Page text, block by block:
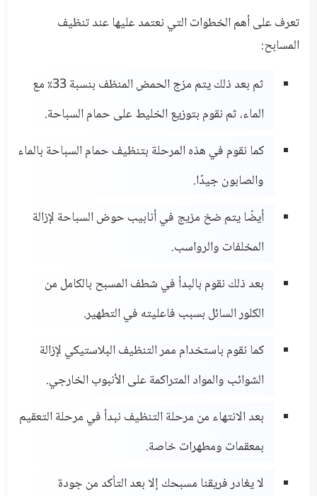
تعرف على أهم الخطوات التي نعتمد عليها عند تنظيف
المسابح:
ثم بعد ذلك يتم مزج الحمض المنظف بنسبة 33٪ مع
الماء، ثم نقوم بتوزيع الخليط على حمام السباحة.
كما نقوم في هذه المرحلة بتنظيف حمام السباحة بالماء
والصابون جيدًا.
أيضًا يتم ضخ مزيج في أنابيب حوض السباحة لإزالة
المخلفات والرواسب.
بعد ذلك نقوم بالبدأ في شطف المسبح بالكامل من
الكلور السائل بسبب فاعليته في التطهير.
كما نقوم باستخدام ممر التنظيف البلاستيكي لإزالة
الشوائب والمواد المتراكمة على الأنبوب الخارجي.
بعد الانتهاء من مرحلة التنظيف نبدأ في مرحلة التعقيم
بمعقمات ومطهرات خاصة.
لا يغادر فريقنا مسبحك إلا بعد التأكد من جودة